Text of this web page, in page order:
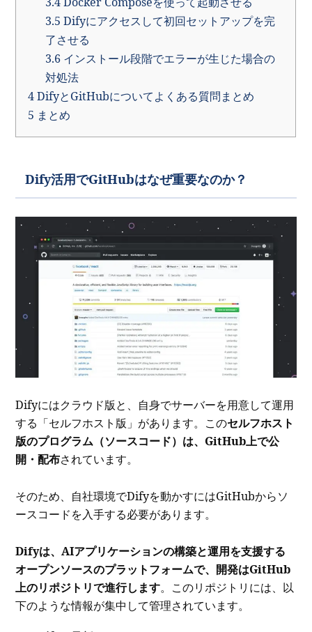
3.5 Difyにアクセスして初回セットアップを完
了させる
3.6インストール段階でエラーが生じた場合の
対処法
4DifyとGitHubについてよくある質問まとめ
5 まとめ
Dify活用でGitHubはなぜ重要なのか？
Difyにはクラウド版と、自身でサーバーを用意して運用
する「セルフホスト版」があります。このセルフホスト
版のプログラム（ソースコード）は、GitHub上で公
開・配布されています。
そのため、自社環境でDifyを動かすにはGitHubからソ
ースコードを入手する必要があります。
Difyは、AIアプリケーションの構築と運用を支援する
オープンソースのプラットフォームで、開発はGitHub
上のリポジトリで進行します。このリポジトリには、以
下のような情報が集中して管理されています。